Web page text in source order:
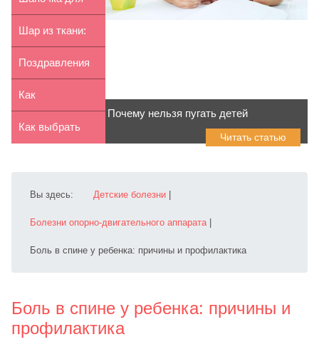
новорожденного
свои...
Шар из ткани:
игрушка
ребенку д...
Поздравления
ко дню Дня
Вооруже...
Как
организовать
Как выбрать
для р...
Почему нельзя пугать детей
Читать статью
Вы здесь: Детские болезни
Болезни опорно-двигательного аппарата
Боль в спине у ребенка: причины и профилактика
Боль в спине у ребенка: причины и
профилактика